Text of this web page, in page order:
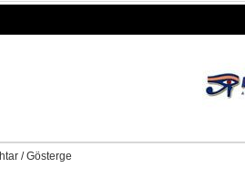
/ Gösterge